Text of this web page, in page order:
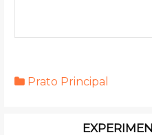
Prato Principal